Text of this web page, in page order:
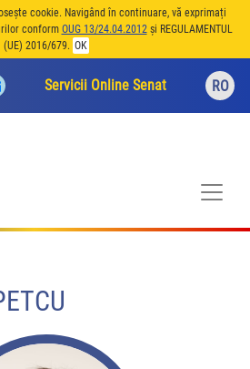
cookie. Navigând în continuare, vă exprimați
conform OUG 13/24.04.2012și REGULAMENTUL
(UE) 2016/679. OK
Servicii Online Senat RO